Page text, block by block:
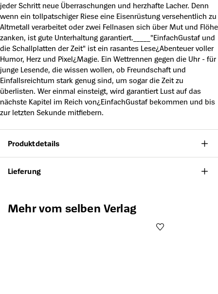
jeder Schritt neue Überraschungen und herzhafte Lacher. Denn
wenn ein tollpatschiger Riese eine Eisenrüstung versehentlich zu
Altmetall verarbeitet oder zwei Fellnasen sich über Mut und Flöhe
zanken, ist gute Unterhaltung garantiert._____"EinfachGustaf und
die Schallplatten der Zeit" ist ein rasantes Lese¿Abenteuer voller
Humor, Herz und Pixel¿Magie. Ein Wettrennen gegen die Uhr - für
junge Lesende, die wissen wollen, ob Freundschaft und
Einfallsreichtum stark genug sind, um sogar die Zeit zu
überlisten. Wer einmal einsteigt, wird garantiert Lust auf das
nächste Kapitel im Reich von¿EinfachGustaf bekommen und bis
zur letzten Sekunde mitfiebern.
Produktdetails
Lieferung
Produktgalerie überspringen
Mehr vom selben Verlag